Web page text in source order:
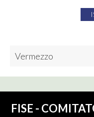
Vermezzo
FISE -